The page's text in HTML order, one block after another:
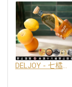
DELJOY - 七橘干邑利口酒 24%